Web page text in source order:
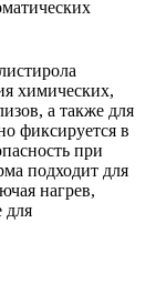
химических,
а также для
фиксируется в
при
подходит для
нагрев,
для